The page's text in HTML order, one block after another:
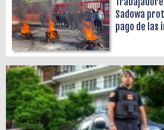
Sadowa
pago de las